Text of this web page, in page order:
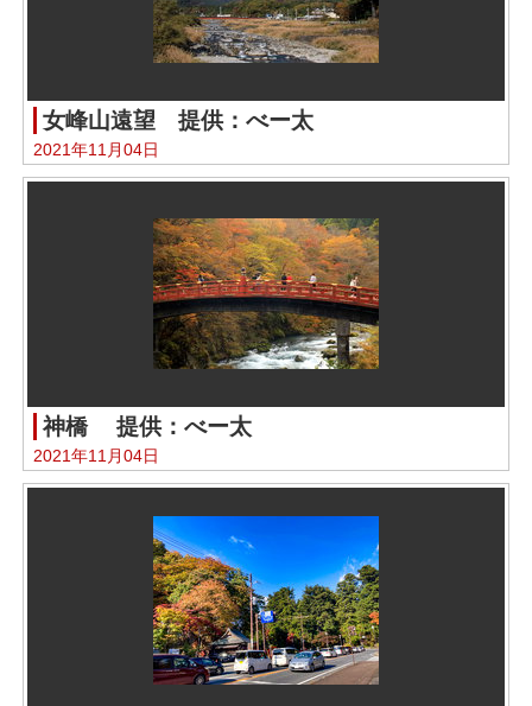
女峰山遠望 提供：べー太
2021年11月04日
神橋 提供：べー太
2021年11月04日